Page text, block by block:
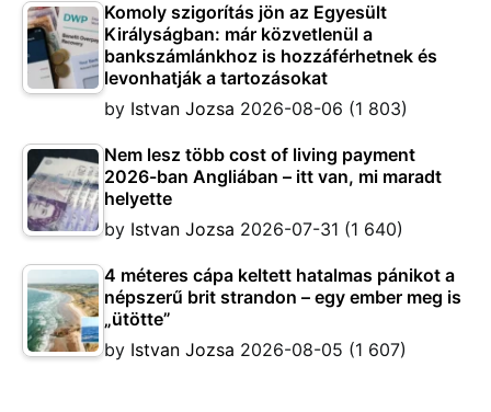
Komoly szigorítás jön az Egyesült
Királyságban: már közvetlenül a
bankszámlánkhoz is hozzáférhetnek és
levonhatják a tartozásokat
by Istvan Jozsa 2026-08-06 (1 803)
Nem lesz több cost of living payment
2026-ban Angliában – itt van, mi maradt
helyette
by Istvan Jozsa 2026-07-31 (1 640)
4 méteres cápa keltett hatalmas pánikot a
népszerű brit strandon – egy ember meg is
„ütötte”
by Istvan Jozsa 2026-08-05 (1 607)